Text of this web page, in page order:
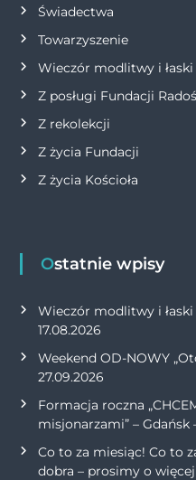
Świadectwa
Towarzyszenie
Wieczór modlitwy i łaski
Z posługi Fundacji
Z rekolekcji
Z życia Fundacji
Z życia Kościoła
Ostatnie wpisy
Wieczór modlitwy i łaski
17.08.2026
Weekend OD-NOWY
27.09.2026
Formacja roczna
misjonarzami” – Gdańsk
Co to za miesiąc! Co to
dobra – prosimy o więcej